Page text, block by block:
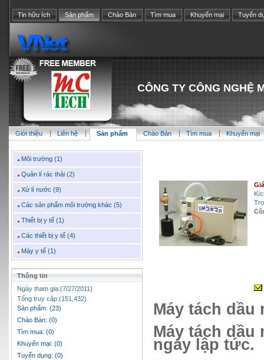
Tin hữu ích Sản phẩm Chào Bán Tìm mua Khuyến mại Tuyển
CÔNG TY CÔNG NGHỆ
Giới thiệu Liên hệ Sản phẩm Chào Bán Tìm mua Khuyến mại
Môi trường (1)
Quản lí rác thải (2)
Xử lí nước (9)
Các sản phẩm môi trường khác (5)
Thiết bị y tế (1)
Các thiết bị y tế (4)
Máy y tế (1)
Thông tin
Ngày tham gia:(7/27/2011)
Tổng truy cập:(151,432)
Sản phẩm: (23)
Chào Bán: (0)
Tìm mua: (0)
Khuyến mại: (0)
Tuyển dụng: (0)
Máy tách
Máy tách
ngay lập tức.